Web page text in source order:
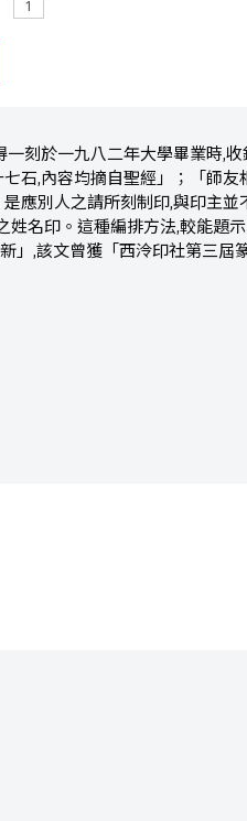
刻於一九八二年大學畢業時,
石,內容均摘自聖經」；「師友
應別人之請所刻制印,與印主並
姓名印。這種編排方法,較能題
」,該文曾獲「西泠印社第三屆